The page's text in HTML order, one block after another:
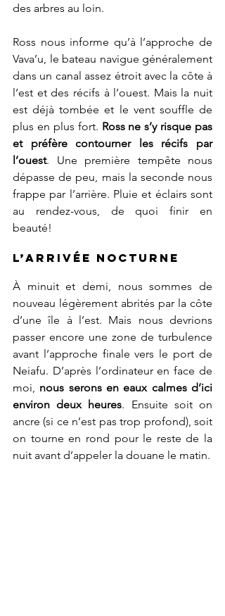
des arbres au loin.
Ross nous informe qu’à l’approche de
Vava’u, le bateau navigue généralement
dans un canal assez étroit avec la côte à
l’est et des récifs à l’ouest. Mais la nuit
est déjà tombée et le vent souffle de
plus en plus fort. Ross ne s’y risque pas
et préfère contourner les récifs par
l’ouest. Une première tempête nous
dépasse de peu, mais la seconde nous
frappe par l’arrière. Pluie et éclairs sont
au rendez-vous, de quoi finir en
beauté!
L’arrivée nocturne
À minuit et demi, nous sommes de
nouveau légèrement abrités par la côte
d’une île à l’est. Mais nous devrions
passer encore une zone de turbulence
avant l’approche finale vers le port de
Neiafu. D’après l’ordinateur en face de
moi,
nous serons en eaux calmes d’ici
environ deux heures. Ensuite soit on
ancre (si ce n’est pas trop profond), soit
on tourne en rond pour le reste de la
nuit avant d’appeler la douane le matin.